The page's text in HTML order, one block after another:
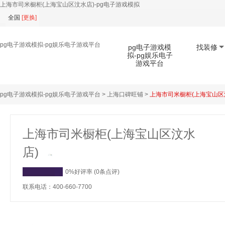
上海市司米橱柜(上海宝山区汶水店)-pg电子游戏模拟
全国 [更换]
pg电子游戏模拟-pg娱乐电子游戏平台
pg电子游戏模
拟-pg娱乐电子
游戏平台
找装修
pg电子游戏模拟-pg娱乐电子游戏平台 > 上海口碑旺铺 > 上海市司米橱柜(上海宝山
上海市司米橱柜(上海宝山区汶水
店)
0%好评率 (0条点评)
联系电话：400-660-7700